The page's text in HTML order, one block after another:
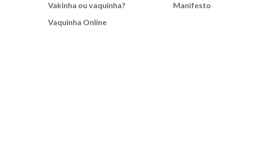
Vakinha ou vaquinha?
Vaquinha Online
Manifesto